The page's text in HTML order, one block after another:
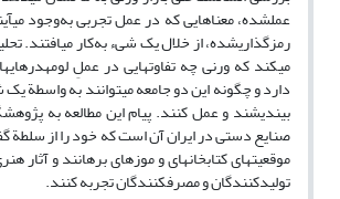
عمل‏شده، معناهایی که در عمل تجربی به‌وجود
رمزگذاری‏شده، از خلال یک شیء به‌کار می‏افتند.
می‏کند که ورنی چه تفاوت‏هایی در عملِ
دارد و چگونه این دو جامعه می‏توانند به واسطة
بیندیشند و عمل کنند. پیام این مطالعه به
صنایع دستی در ایران آن است که خود را از سلطة
موقعیت‏های کتابخانه‏ای و موزه‏ای برهانند و آثار
تولیدکنندگان و مصرف‏کنندگان تجربه کنند.